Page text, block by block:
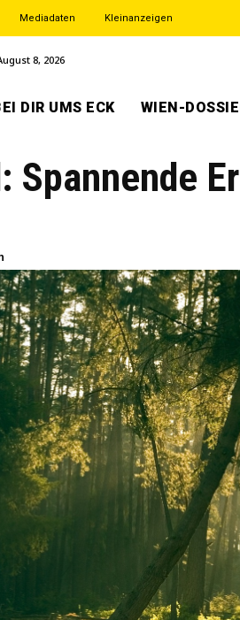
Mediadaten Kleinanzeigen
8, 2026
DIR UMS ECK WIEN-
Spannende